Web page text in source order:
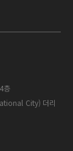
층
City) 더리